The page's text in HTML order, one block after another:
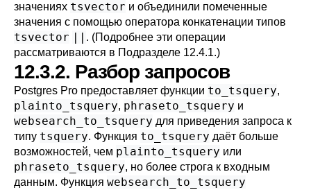
значениях tsvector и объединили помеченные
значения с помощью оператора конкатенации типов
tsvector || . (Подробнее эти операции
рассматриваются в Подразделе 12.4.1.)
12.3.2. Разбор запросов
Postgres Pro предоставляет функции to_tsquery,
plainto_tsquery, phraseto_tsquery и
websearch_to_tsquery для приведения запроса к
типу tsquery. Функция to_tsquery даёт больше
возможностей, чем plainto_tsquery или
phraseto_tsquery, но более строга к входным
данным. Функция websearch_to_tsquery